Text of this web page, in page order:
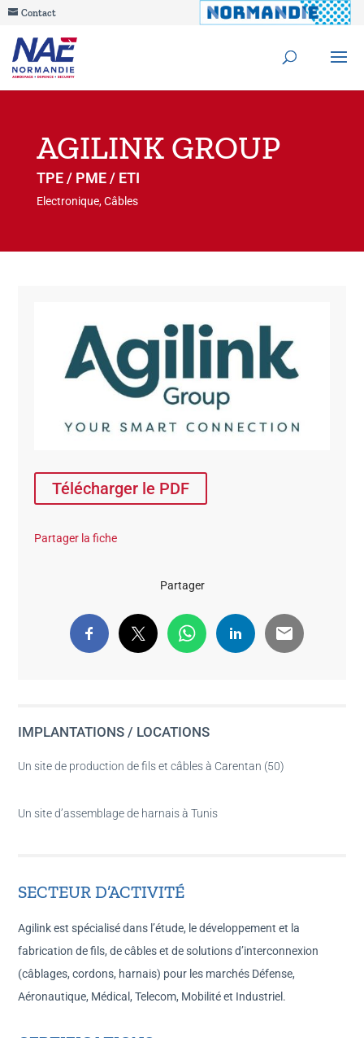
Contact
AGILINK GROUP
TPE / PME / ETI
Electronique, Câbles
Télécharger le PDF
Partager la fiche
Partager
IMPLANTATIONS / LOCATIONS
Un site de production de fils et câbles à Carentan (50)
Un site d’assemblage de harnais à Tunis
SECTEUR D’ACTIVITÉ
Agilink est spécialisé dans l’étude, le développement et la
fabrication de fils, de câbles et de solutions d’interconnexion
(câblages, cordons, harnais) pour les marchés Défense,
Aéronautique, Médical, Telecom, Mobilité et Industriel.